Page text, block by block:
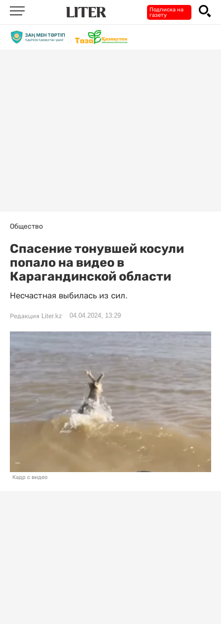
Подписка на
газету
Общество
Спасение тонувшей косули
попало на видео в
Карагандинской области
Несчастная выбилась из сил.
Редакция Liter.kz 04.04.2024, 13:29
Кадр с видео